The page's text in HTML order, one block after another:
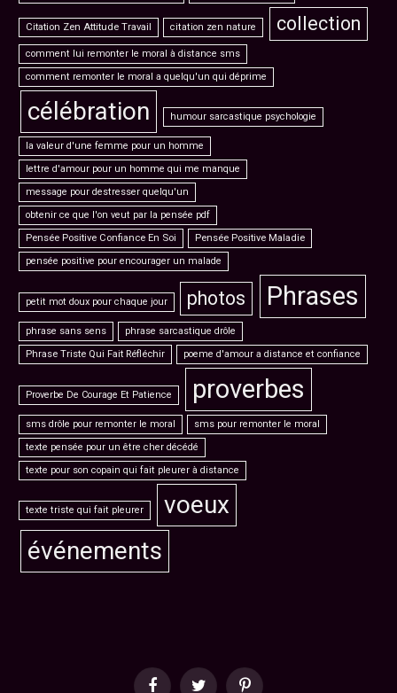
Citation Zen Attitude Travail citation zen nature collection
comment lui remonter le moral à distance sms
comment remonter le moral a quelqu'un qui déprime
célébration humour sarcastique psychologie
la valeur d'une femme pour un homme
lettre d'amour pour un homme qui me manque
message pour destresser quelqu'un
obtenir ce que l'on veut par la pensée pdf
Pensée Positive Confiance En Soi
Pensée Positive Maladie
pensée positive pour encourager un malade
petit mot doux pour chaque jour photos Phrases
phrase sans sens
phrase sarcastique drôle
Phrase Triste Qui Fait Réfléchir
poeme d'amour a distance et confiance
Proverbe De Courage Et Patience proverbes
sms drôle pour remonter le moral
sms pour remonter le moral
texte pensée pour un être cher décédé
texte pour son copain qui fait pleurer à distance
texte triste qui fait pleurer
voeux
événements